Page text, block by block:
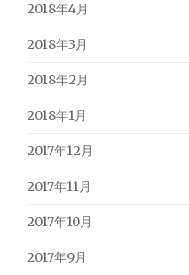
2018年4月
2018年3月
2018年2月
2018年1月
2017年12月
2017年11月
2017年10月
2017年9月